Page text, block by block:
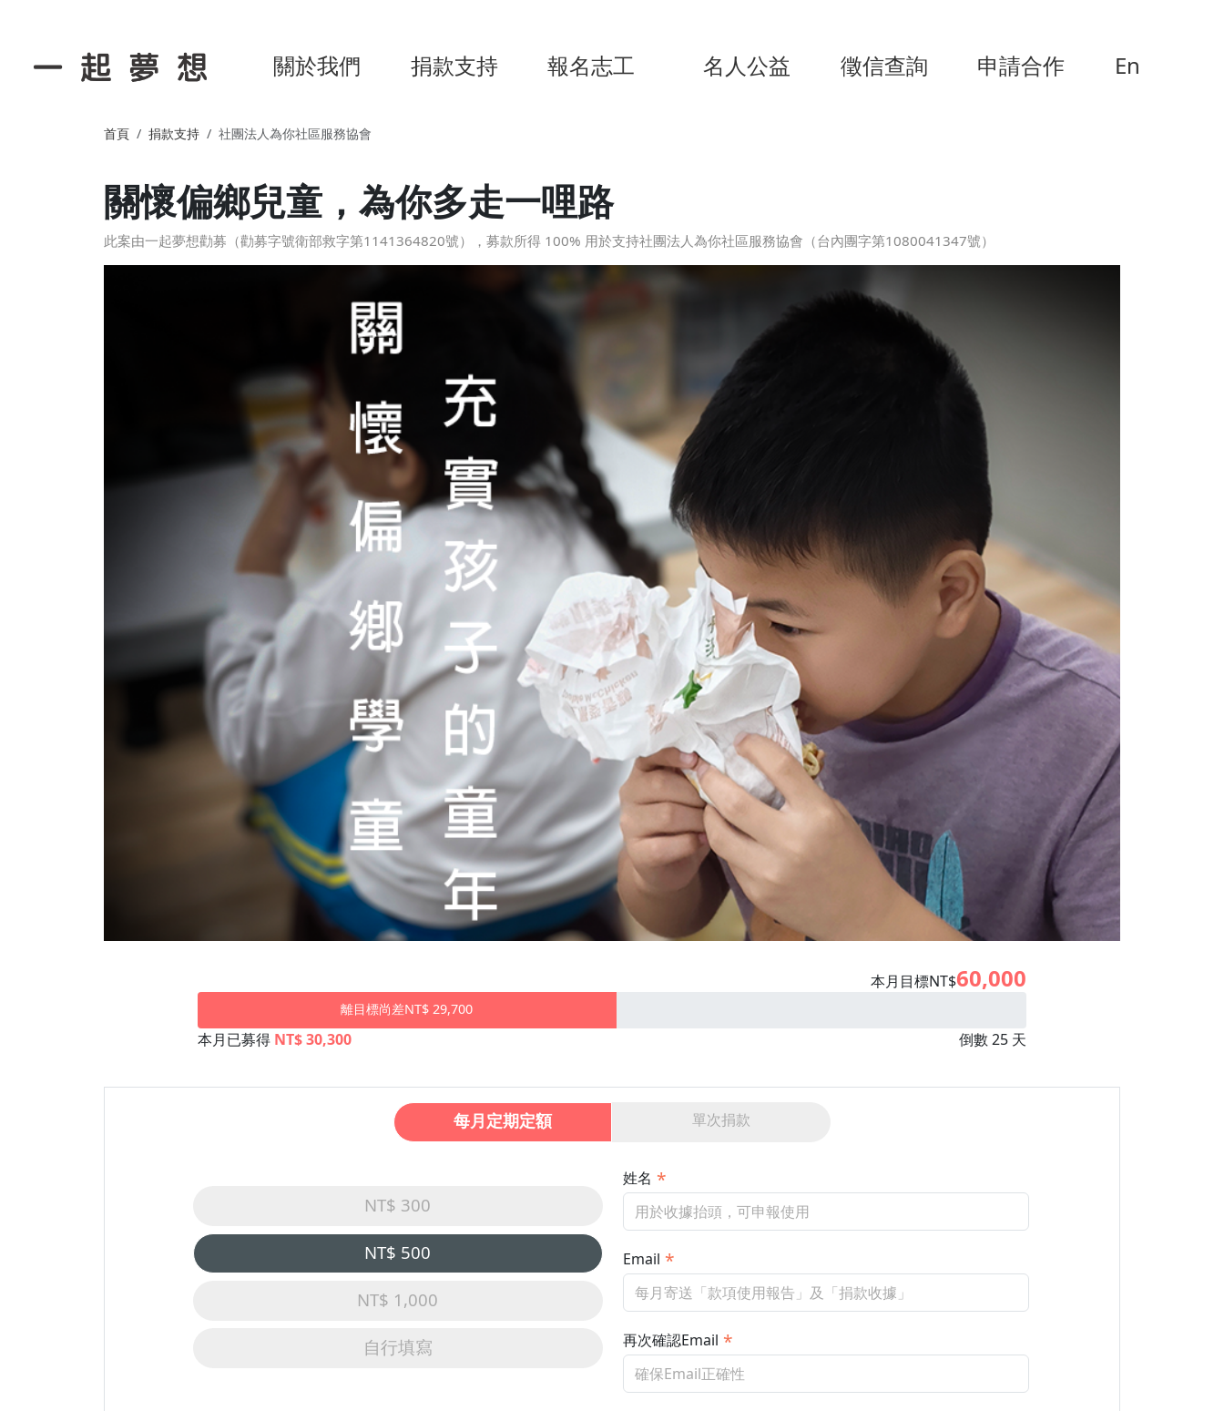
關於我們 捐款支持 報名志工 名人公益 徵信查詢 申請合作 En
首頁 捐款支持 社團法人為你社區服務協會
關懷偏鄉兒童，為你多走一哩路
此案由一起夢想勸募（勸募字號衛部救字第1141364820號），募款所得 100% 用於支持社團法人為你社區服務協會（台內團字第1080041347號）
本月目標NT$60,000
離目標尚差NT$ 29,700
本月已募得 NT$ 30,300 倒數 25 天
每月定期定額 單次捐款
NT$ 300
NT$ 500
NT$ 1,000
自行填寫
姓名
Email
再次確認Email